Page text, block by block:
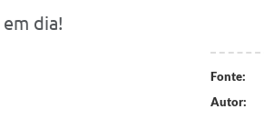
dia!
Fonte:
Autor: